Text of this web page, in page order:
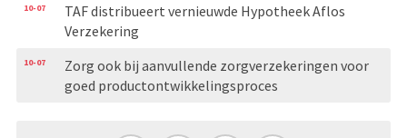
10-07
TAF distribueert vernieuwde Hypotheek Aflos
Verzekering
10-07
Zorg ook bij aanvullende zorgverzekeringen voor
goed productontwikkelingsproces